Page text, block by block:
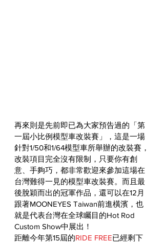
再來則是先前即已為大家預告過的「第
一屆小比例模型車改裝賽」，這是一場
針對1/50和1/64模型車所舉辦的改裝賽，
改裝項目完全沒有限制，只要你有創
意、手夠巧，都非常歡迎來參加這場在
台灣難得一見的模型車改裝賽。而且最
後脫穎而出的冠軍作品，還可以在12月
跟著MOONEYES Taiwan前進橫濱，也
就是代表台灣在全球矚目的Hot Rod
Custom Show中展出！
距離今年第15屆的RIDE FREE已經剩下